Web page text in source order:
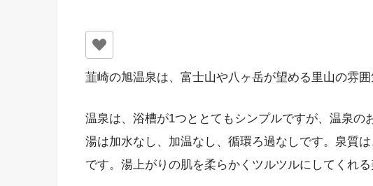
韮崎の旭温泉は、富士山や八ヶ岳が望める里山の雰囲
温泉は、浴槽が1つととてもシンプルですが、温泉の
湯は加水なし、加温なし、循環ろ過なしです。泉質
です。湯上がりの肌を柔らかくツルツルにしてくれる